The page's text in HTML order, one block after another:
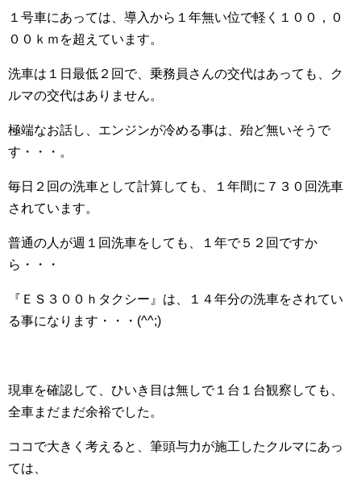
１号車にあっては、導入から１年無い位で軽く１００，０
００ｋｍを超えています。
洗車は１日最低２回で、乗務員さんの交代はあっても、ク
ルマの交代はありません。
極端なお話し、エンジンが冷める事は、殆ど無いそうで
す・・・。
毎日２回の洗車として計算しても、１年間に７３０回洗車
されています。
普通の人が週１回洗車をしても、１年で５２回ですか
ら・・・
『ＥＳ３００ｈタクシー』は、１４年分の洗車をされてい
る事になります・・・(^^;)
現車を確認して、ひいき目は無しで１台１台観察しても、
全車まだまだ余裕でした。
ココで大きく考えると、筆頭与力が施工したクルマにあっ
ては、